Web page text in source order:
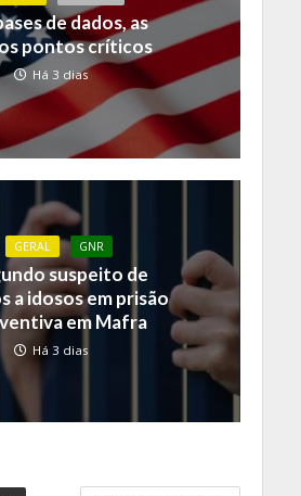
de dados, as
pontos críticos
Há 3 dias
GERAL GNR
suspeito de
a idosos em prisão
em Mafra
Há 3 dias